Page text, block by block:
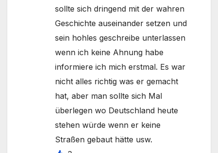
sollte sich dringend mit der wahren
Geschichte auseinander setzen und
sein hohles geschreibe unterlassen
wenn ich keine Ahnung habe
informiere ich mich erstmal. Es war
nicht alles richtig was er gemacht
hat, aber man sollte sich Mal
überlegen wo Deutschland heute
stehen würde wenn er keine
Straßen gebaut hätte usw.